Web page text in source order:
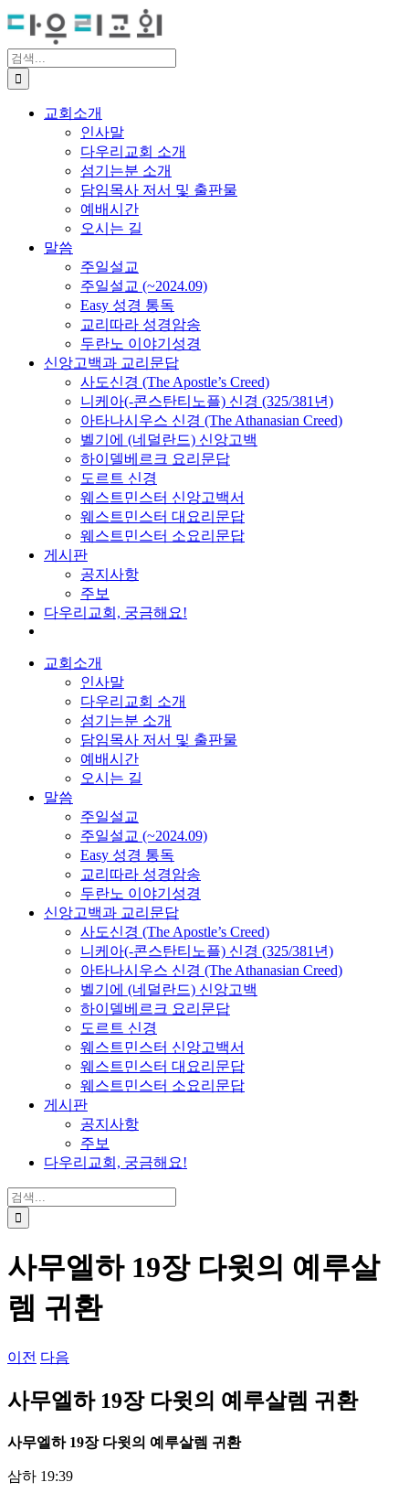
Skip
to
content
검
색
...
교회소개
인사말
다우리교회 소개
섬기는분 소개
담임목사 저서 및 출판물
예배시간
오시는 길
말씀
주일설교
주일설교 (~2024.09)
Easy 성경 통독
교리따라 성경암송
두란노 이야기성경
신앙고백과 교리문답
사도신경 (The Apostle’s Creed)
니케아(-콘스탄티노플) 신경 (325/381년)
아타나시우스 신경 (The Athanasian Creed)
벨기에 (네덜란드) 신앙고백
하이델베르크 요리문답
도르트 신경
웨스트민스터 신앙고백서
웨스트민스터 대요리문답
웨스트민스터 소요리문답
게시판
공지사항
주보
다우리교회, 궁금해요!
교회소개
인사말
다우리교회 소개
섬기는분 소개
담임목사 저서 및 출판물
예배시간
오시는 길
말씀
주일설교
주일설교 (~2024.09)
Easy 성경 통독
교리따라 성경암송
두란노 이야기성경
신앙고백과 교리문답
사도신경 (The Apostle’s Creed)
니케아(-콘스탄티노플) 신경 (325/381년)
아타나시우스 신경 (The Athanasian Creed)
벨기에 (네덜란드) 신앙고백
하이델베르크 요리문답
도르트 신경
웨스트민스터 신앙고백서
웨스트민스터 대요리문답
웨스트민스터 소요리문답
게시판
공지사항
주보
다우리교회, 궁금해요!
검
색
...
사무엘하 19장 다윗의 예루살
렘 귀환
이전 다음
사무엘하 19장 다윗의 예루살렘 귀환
사무엘하 19장 다윗의 예루살렘 귀환
삼하 19:39